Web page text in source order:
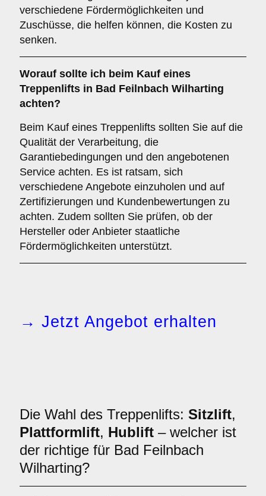
verschiedene Fördermöglichkeiten und
Zuschüsse, die helfen können, die Kosten zu
senken.
Worauf sollte ich beim Kauf eines
Treppenlifts in Bad Feilnbach Wilharting
achten?
Beim Kauf eines Treppenlifts sollten Sie auf die
Qualität der Verarbeitung, die
Garantiebedingungen und den angebotenen
Service achten. Es ist ratsam, sich
verschiedene Angebote einzuholen und auf
Zertifizierungen und Kundenbewertungen zu
achten. Zudem sollten Sie prüfen, ob der
Hersteller oder Anbieter staatliche
Fördermöglichkeiten unterstützt.
→ Jetzt Angebot erhalten
Die Wahl des Treppenlifts: Sitzlift,
Plattformlift, Hublift – welcher ist
der richtige für Bad Feilnbach
Wilharting?